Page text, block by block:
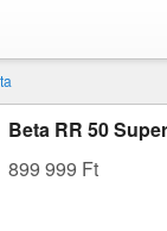
Beta RR 50
899 999 Ft